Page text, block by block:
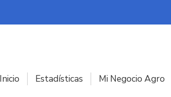
Inicio Estadísticas Mi Negocio Agro